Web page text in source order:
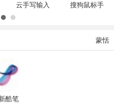
云手写输入
搜狗鼠标手
色免费版蒙恬
酷笔